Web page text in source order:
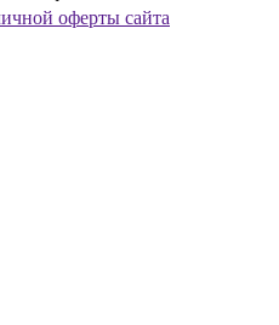
оферты сайта